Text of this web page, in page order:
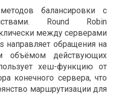
балансировки с
Round Robin
между серверами
направляет обращения на
объёмом действующих
хеш-функцию от
конечного сервера, что
маршрутизации для